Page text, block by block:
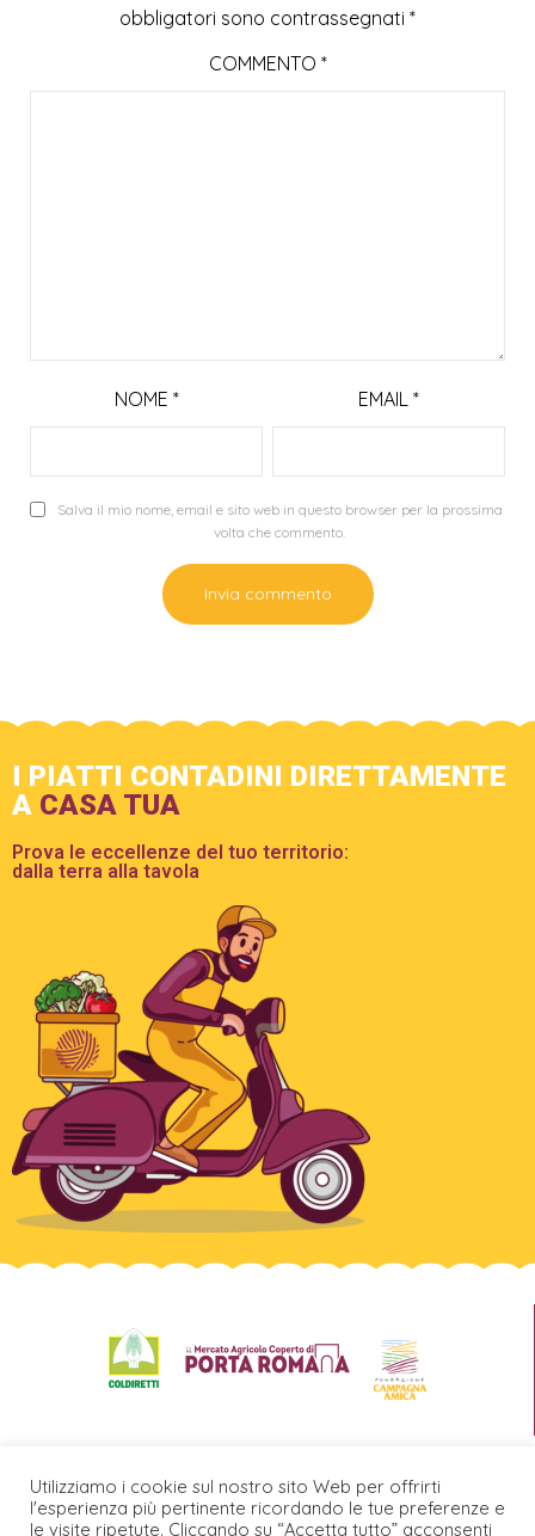
obbligatori sono contrassegnati *
COMMENTO *
NOME * EMAIL *
Salva il mio nome, email e sito web in questo browser per la prossima
volta che commento.
I PIATTI CONTADINI DIRETTAMENTE
A CASA TUA
Prova le eccellenze del tuo territorio:
dalla terra alla tavola
Agrivalori s.r.l. PIVA/CF – Via F. Filzi 27 – Milano 11515430962 – Rea MI –
2610687 – Cap. Soc. € 10.000 – € 10.000 versati. Mercato: Via Friuli 10/A, 20135
Utilizziamo i cookie sul nostro sito Web per offrirti
l'esperienza più pertinente ricordando le tue preferenze e
le visite ripetute. Cliccando su “Accetta tutto” acconsenti